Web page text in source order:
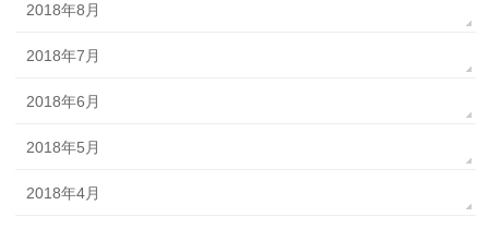
2018年8月
2018年7月
2018年6月
2018年5月
2018年4月